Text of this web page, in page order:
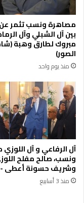
مصاهرة ونسب تثمر
بين آل الشبلي وآل
مبروك لطارق وهبة
الصور)
منذ يوم واحد
آل الرفاعي و آل
ونسب، صالح مفلح
وشريف حسونة أعطى
منذ 3 أسابيع